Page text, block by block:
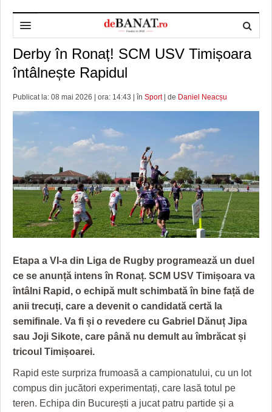
HOME
DESPRE NOI
REDACȚIA DEBANAT
POLITICA DE COOKIES
POLITICA DE CONFIDENȚIALITATE
ADMINISTRAȚIE
PRIMĂRIA TIMIŞOARA
CONSILIUL JUDEŢEAN TIMIŞ
PREFECTURA TIMIŞ
POLITICĂ
POLITICA
POLI TIMISOARA
FOTBAL JUDETEAN
ALTE SPORTURI
OPINII
DOSARELE DEBANAT
ETICA LUCIDITĂȚII ASISTATE
JURNAL DE CAMPANIE
GRĂDINA TAICII DOMNULUI
ZIARISTU’ DE TERASĂ
CU OIŞTEA-N KIERKEGAARD
FINANŢĂRI DE LA A LA Z
PE SURSE
TIMP LIBER ȘI CULTURĂ
TIMP LIBER
ULTRAMARIN VA RECOMANDA
CRONICĂ DE FILM
UNDE MERGEM
FILME DOCUMENTARE
CLIPURI VIDEO
JOCURI ONLINE
ECONOMIC
AFACERI
SĂNĂTATE
ACCIDENTE
ANUNŢURI
INFO SI UTILE
CULTURA
INVATAMANT
JUSTITIE
Derby în Ronaț! SCM USV Timișoara
întâlnește Rapidul
Publicat la: 08 mai 2026 | ora: 14:43 | în Sport| de Daniel Neacșu
Etapa a VI-a din Liga de Rugby programează un duel
ce se anunță intens în Ronaț. SCM USV Timișoara va
întâlni Rapid, o echipă mult schimbată în bine față de
anii trecuți, care a devenit o candidată certă la
semifinale. Va fi și o revedere cu Gabriel Dănuț Jipa
sau Joji Sikote, care până nu demult au îmbrăcat și
tricoul Timișoarei.
Rapid este surpriza frumoasă a campionatului, cu un lot
compus din jucători experimentați, care lasă totul pe
teren. Echipa din București a jucat patru partide și a